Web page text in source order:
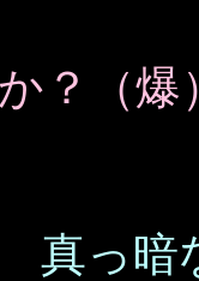
？（爆
真っ